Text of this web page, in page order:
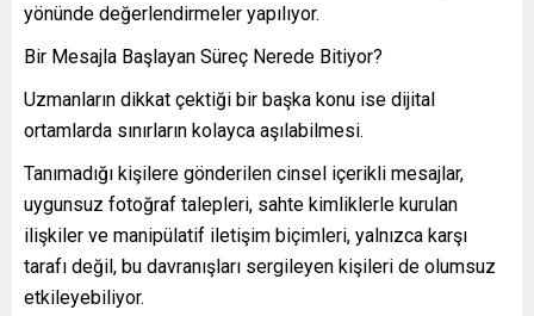
yönünde değerlendirmeler yapılıyor.
Bir Mesajla Başlayan Süreç Nerede Bitiyor?
Uzmanların dikkat çektiği bir başka konu ise dijital
ortamlarda sınırların kolayca aşılabilmesi.
Tanımadığı kişilere gönderilen cinsel içerikli mesajlar,
uygunsuz fotoğraf talepleri, sahte kimliklerle kurulan
ilişkiler ve manipülatif iletişim biçimleri, yalnızca karşı
tarafı değil, bu davranışları sergileyen kişileri de olumsuz
etkileyebiliyor.